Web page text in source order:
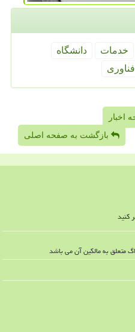
خدمات
دانشگاه
فناوری
اخبار
بازگشت به صفحه اصلی
کنید